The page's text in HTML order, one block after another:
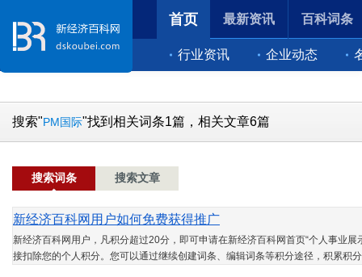
首页
行业资讯 企业动态
最新资讯 百科词条
搜索"PM国际"找到相关词条1篇，相关文章6篇
搜索词条 搜索文章
新经济百科网用户如何免费获得推广
新经济百科网用户，凡积分超过20分，即可申请在新经济百科网首页“个人事业
接扣除您的个人积分。您可以通过继续创建词条、编辑词条等积分途径，积累积